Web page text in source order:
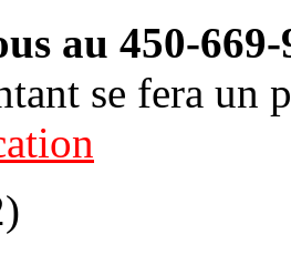
au 450-669-
se fera un